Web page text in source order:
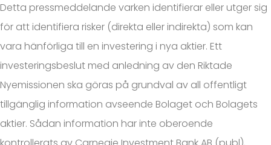
Detta pressmeddelande varken identifierar eller utger sig
för att identifiera risker (direkta eller indirekta) som kan
vara hänförliga till en investering i nya aktier. Ett
investeringsbeslut med anledning av den Riktade
Nyemissionen ska göras på grundval av all offentligt
tillgänglig information avseende Bolaget och Bolagets
aktier. Sådan information har inte oberoende